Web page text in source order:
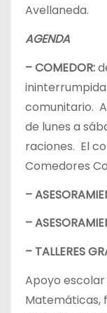
Avellaneda.
AGENDA
– COMEDOR:
comunitario.
de lunes a
raciones. El
Comedores
–
–
– TALLERES
Apoyo
Matemáticas,